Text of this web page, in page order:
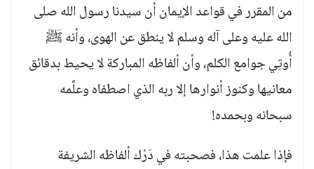
من المقرر في قواعد الإيمان أن سيدنا رسول الله صلى
الله عليه وعلى آله وسلم لا ينطق عن الهوى، وأنه ﷺ
أُوتِي جوامع الكلم، وأن ألفاظه المباركة لا يحيط بدقائق
معانيها وكنوز أنوارها إلا ربه الذي اصطفاه وعلَّمه
سبحانه وبحمده!
فإذا علمت هذا، فصحبته في دَرْك ألفاظه الشريفة